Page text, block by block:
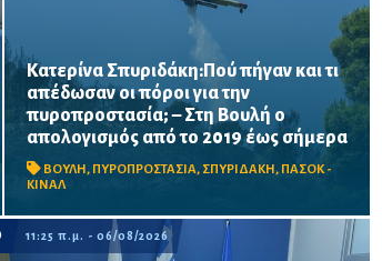
Κατερίνα Σπυριδάκη:Πού πήγαν και τι
απέδωσαν οι πόροι για την
πυροπροστασία; – Στη Βουλή ο
απολογισμός από το 2019 έως σήμερα
ΒΟΥΛΗ, ΠΥΡΟΠΡΟΣΤΑΣΙΑ, ΣΠΥΡΙΔΑΚΗ, ΠΑΣΟΚ -
ΚΙΝΑΛ
Το ΠΑΣΟΚ ζητά πλήρη απολογισμό των
χρηματοδοτήσεων από το 2019, στοιχεία
για τα προγράμματα «ΑΙΓΙΣ» και AntiNero,
καθώς και απαντήσεις για προσωπικό,
11:25 π.μ. - 06/08/2026